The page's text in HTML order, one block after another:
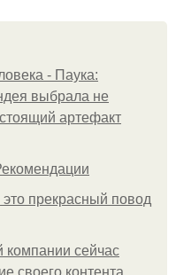
- Паука:
выбрала не
артефакт
прекрасный повод
компании сейчас
своего контента,